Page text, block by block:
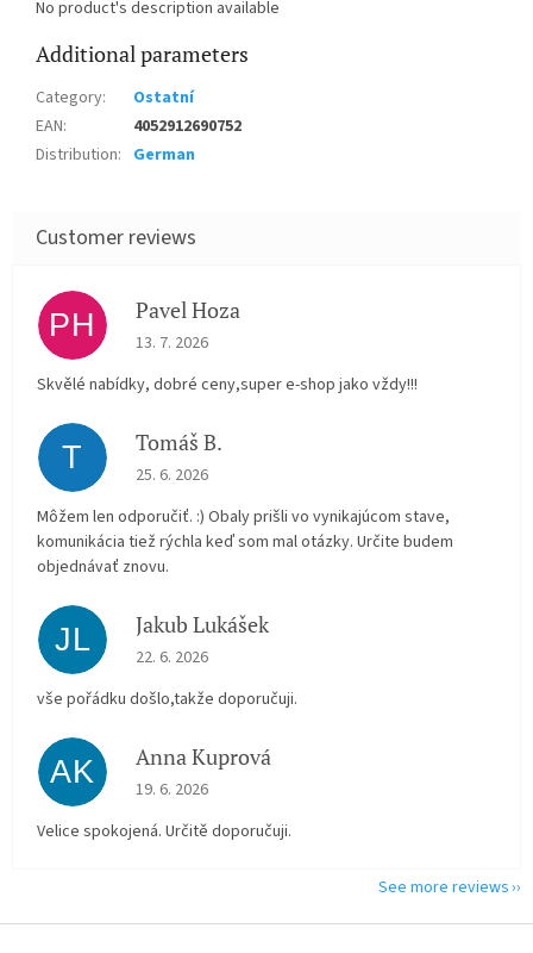
No product's description available
Additional parameters
Category:
Ostatní
EAN:
4052912690752
Distribution: German
PH Pavel Hoza
The store rating is 5 out of 5 stars.
13. 7. 2026
Skvělé nabídky, dobré ceny,super e-shop jako vždy!!!
T Tomáš B.
The store rating is 5 out of 5 stars.
25. 6. 2026
Môžem len odporučiť. :) Obaly prišli vo vynikajúcom stave,
komunikácia tiež rýchla keď som mal otázky. Určite budem
objednávať znovu.
JL Jakub Lukášek
The store rating is 5 out of 5 stars.
22. 6. 2026
vše pořádku došlo,takže doporučuji.
AK Anna Kuprová
The store rating is 5 out of 5 stars.
19. 6. 2026
Velice spokojená. Určitě doporučuji.
See more reviews
F